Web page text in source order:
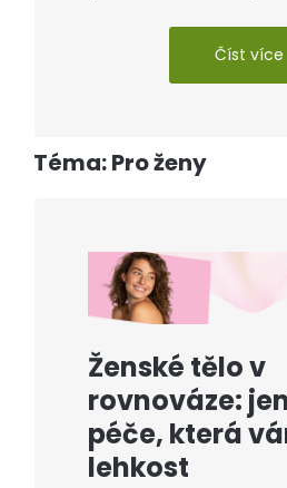
Číst více
Téma: Pro ženy
Ženské tělo v
rovnováze:
péče, která
lehkost